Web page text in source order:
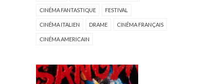
CINÉMA FANTASTIQUE FESTIVAL
CINÉMA ITALIEN DRAME CINÉMA FRANÇAIS
CINÉMA AMERICAIN